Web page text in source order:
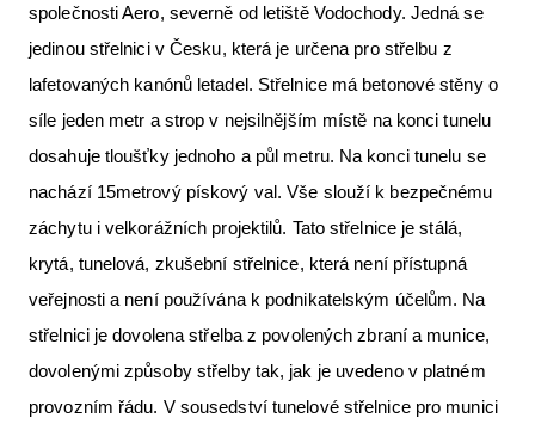
společnosti Aero, severně od letiště Vodochody. Jedná se
jedinou střelnici v Česku, která je určena pro střelbu z
lafetovaných kanónů letadel. Střelnice má betonové stěny o
síle jeden metr a strop v nejsilnějším místě na konci tunelu
dosahuje tloušťky jednoho a půl metru. Na konci tunelu se
nachází 15metrový pískový val. Vše slouží k bezpečnému
záchytu i velkorážních projektilů. Tato střelnice je stálá,
krytá, tunelová, zkušební střelnice, která není přístupná
veřejnosti a není používána k podnikatelským účelům. Na
střelnici je dovolena střelba z povolených zbraní a munice,
dovolenými způsoby střelby tak, jak je uvedeno v platném
provozním řádu. V sousedství tunelové střelnice pro munici